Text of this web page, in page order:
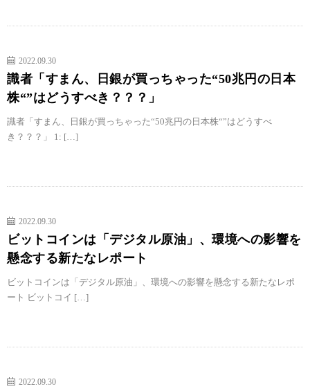
2022.09.30
識者「すまん、日銀が買っちゃった“50兆円の日本
株“”はどうすべき？？？」
識者「すまん、日銀が買っちゃった“50兆円の日本株“”はどうすべ
き？？？」 1: […]
2022.09.30
ビットコインは「デジタル原油」、環境への影響を
懸念する新たなレポート
ビットコインは「デジタル原油」、環境への影響を懸念する新たなレポ
ート ビットコイ […]
2022.09.30